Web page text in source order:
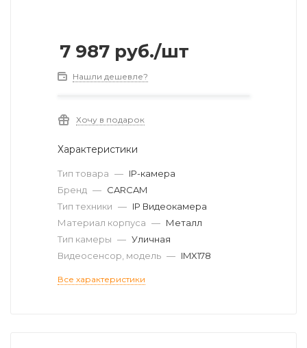
7 987 руб./шт
Нашли дешевле?
Хочу в подарок
Характеристики
Тип товара — IP-камера
Бренд — CARCAM
Тип техники — IP Видеокамера
Материал корпуса — Металл
Тип камеры — Уличная
Видеосенсор, модель — IMX178
Все характеристики